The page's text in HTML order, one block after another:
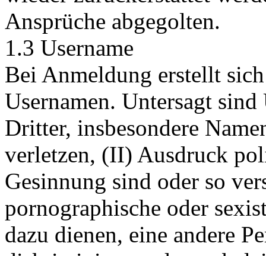
Ansprüche abgegolten.
1.3 Username
Bei Anmeldung erstellt
Usernamen. Untersagt
Dritter, insbesondere
verletzen, (II) Ausdruck
Gesinnung sind oder so
pornographische oder
dazu dienen, eine andere